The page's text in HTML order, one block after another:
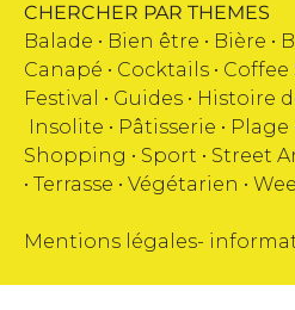
CHERCHER PAR THEMES
Balade • Bien être • Bière •
Canapé • Cocktails • Coffee
Festival
• Guides • Histoire
Insolite • Pâtisserie • Plage
Shopping • Sport • Street
• Terrasse • Végétarien •
Mentions légales-